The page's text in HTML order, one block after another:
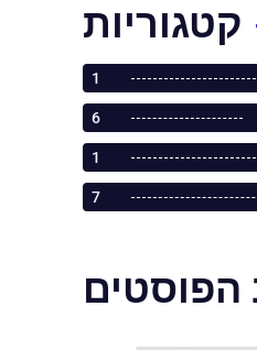
קטגוריות
1
6
1
7
הפוסטים